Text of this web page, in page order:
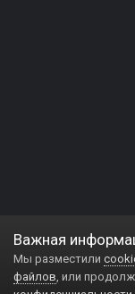
Важная
Мы разместили
файлов, или